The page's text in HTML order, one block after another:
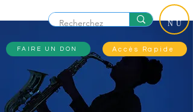
NU
FAIRE UN DON Accès Rapide